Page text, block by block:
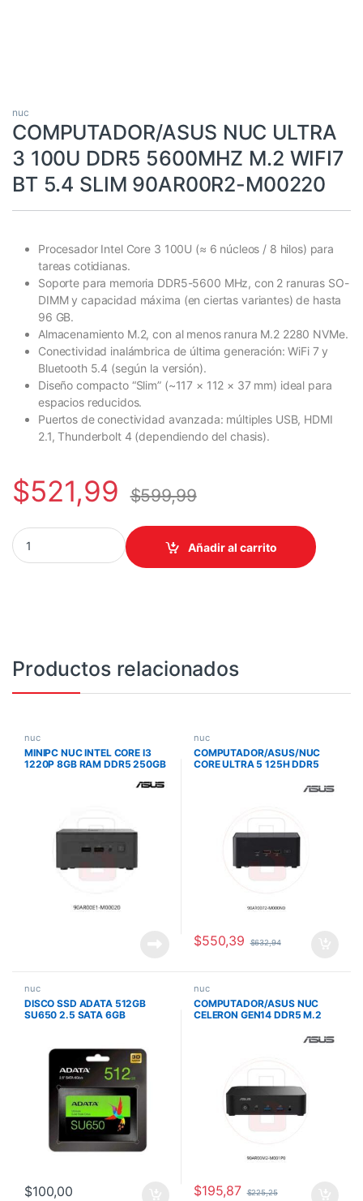
nuc
COMPUTADOR/ASUS NUC ULTRA
3 100U DDR5 5600MHZ M.2 WIFI7
BT 5.4 SLIM 90AR00R2-M00220
Procesador Intel Core 3 100U (≈ 6 núcleos / 8 hilos) para
tareas cotidianas.
Soporte para memoria DDR5-5600 MHz, con 2 ranuras SO-
DIMM y capacidad máxima (en ciertas variantes) de hasta
96 GB.
Almacenamiento M.2, con al menos ranura M.2 2280 NVMe.
Conectividad inalámbrica de última generación: WiFi 7 y
Bluetooth 5.4 (según la versión).
Diseño compacto “Slim” (~117 × 112 × 37 mm) ideal para
espacios reducidos.
Puertos de conectividad avanzada: múltiples USB, HDMI
2.1, Thunderbolt 4 (dependiendo del chasis).
$521,99 $599,99
COMPUTADOR/ASUS NUC ULTRA 3 100U DDR5 5600MHZ
Añadir al carrito
Productos relacionados
nuc
MINIPC NUC INTEL CORE I3
1220P 8GB RAM DDR5 250GB
nuc
COMPUTADOR/ASUS/NUC
CORE ULTRA 5 125H DDR5
INCLUYE CABLE 90AR0072-
$550,39 $632,94
nuc
DISCO SSD ADATA 512GB
SU650 2.5 SATA 6GB
$100,00
nuc
COMPUTADOR/ASUS NUC
CELERON GEN14 DDR5 M.2
$195,87 $225,25